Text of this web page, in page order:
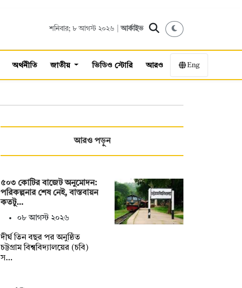
শনিবার; ৮ আগস্ট ২০২৬ |আর্কাইভ
অর্থনীতি জাতীয় ভিডিও স্টোরি আরও Eng
আরও পড়ুন
৫০৩ কোটির বাজেট অনুমোদন:
পরিকল্পনার শেষ নেই, বাস্তবায়ন
কতটু…
০৮ আগস্ট ২০২৬
দীর্ঘ তিন বছর পর অনুষ্ঠিত
চট্টগ্রাম বিশ্ববিদ্যালয়ের (চবি)
স…